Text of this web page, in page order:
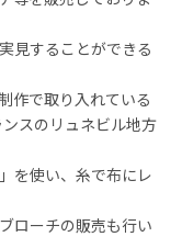
見することができる
作で取り入れている
スのリュネビル地方
を使い、糸で布にレ
ローチの販売も行い